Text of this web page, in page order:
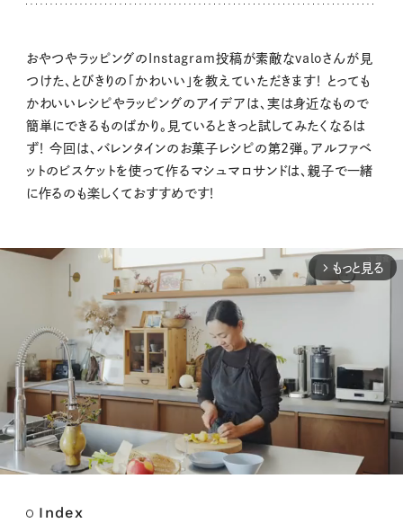
おやつやラッピングのInstagram投稿が素敵なvaloさんが見
つけた、とびきりの「かわいい」を教えていただきます！ とっても
かわいいレシピやラッピングのアイデアは、実は身近なもので
簡単にできるものばかり。見ているときっと試してみたくなるは
ず！ 今回は、バレンタインのお菓子レシピの第2弾。アルファベ
ットのビスケットを使って作るマシュマロサンドは、親子で一緒
に作るのも楽しくておすすめです！
arrow_forward_ios もっと見る
Index